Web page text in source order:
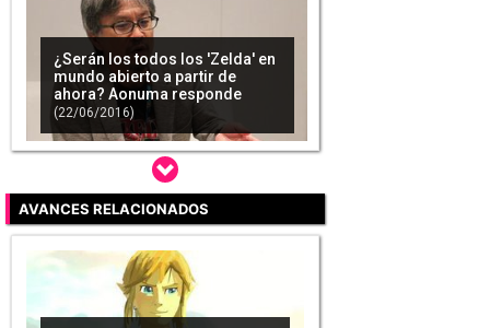
¿Serán los todos los 'Zelda' en
mundo abierto a partir de
ahora? Aonuma responde
(22/06/2016)
Aonuma, 'Zelda: Breath of the
Wild' no debe pasarse de listo -
La Zona
(27/06/2016)
AVANCES RELACIONADOS